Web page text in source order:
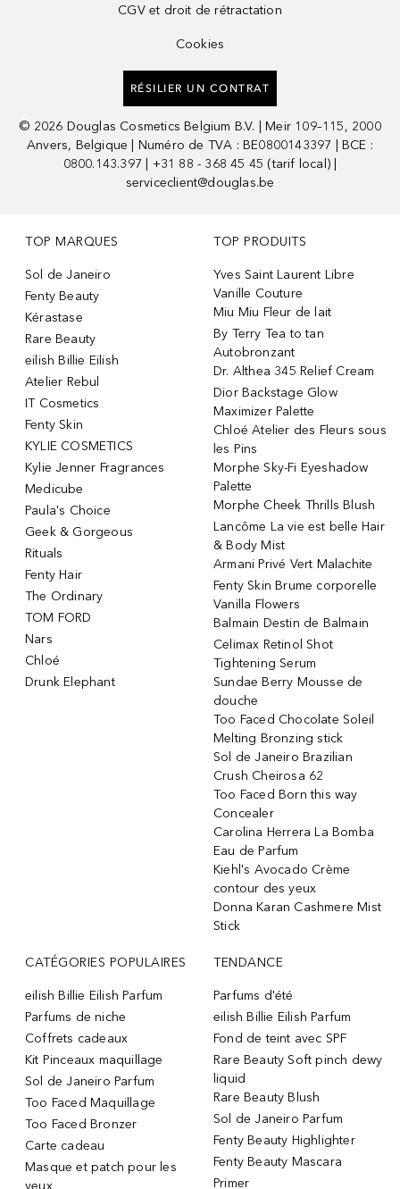
CGV et droit de rétractation
Cookies
RÉSILIER UN CONTRAT
© 2026 Douglas Cosmetics Belgium B.V. | Meir 109–115, 2000
Anvers, Belgique | Numéro de TVA : BE0800143397 | BCE :
0800.143.397 | +31 88 - 368 45 45 (tarif local) |
serviceclient@douglas.be
TOP MARQUES
Sol de Janeiro
Fenty Beauty
Kérastase
Rare Beauty
eilish Billie Eilish
Atelier Rebul
IT Cosmetics
Fenty Skin
KYLIE COSMETICS
Kylie Jenner Fragrances
Medicube
Paula's Choice
Geek & Gorgeous
Rituals
Fenty Hair
The Ordinary
TOM FORD
Nars
Chloé
Drunk Elephant
TOP PRODUITS
Yves Saint Laurent Libre
Vanille Couture
Miu Miu Fleur de lait
By Terry Tea to tan
Autobronzant
Dr. Althea 345 Relief Cream
Dior Backstage Glow
Maximizer Palette
Chloé Atelier des Fleurs sous
les Pins
Morphe Sky-Fi Eyeshadow
Palette
Morphe Cheek Thrills Blush
Lancôme La vie est belle Hair
& Body Mist
Armani Privé Vert Malachite
Fenty Skin Brume corporelle
Vanilla Flowers
Balmain Destin de Balmain
Celimax Retinol Shot
Tightening Serum
Sundae Berry Mousse de
douche
Too Faced Chocolate Soleil
Melting Bronzing stick
Sol de Janeiro Brazilian
Crush Cheirosa 62
Too Faced Born this way
Concealer
Carolina Herrera La Bomba
Eau de Parfum
Kiehl's Avocado Crème
contour des yeux
Donna Karan Cashmere Mist
Stick
CATÉGORIES POPULAIRES
eilish Billie Eilish Parfum
Parfums de niche
Coffrets cadeaux
Kit Pinceaux maquillage
Sol de Janeiro Parfum
Too Faced Maquillage
Too Faced Bronzer
Carte cadeau
Masque et patch pour les
yeux
TENDANCE
Parfums d'été
eilish Billie Eilish Parfum
Fond de teint avec SPF
Rare Beauty Soft pinch dewy
liquid
Rare Beauty Blush
Sol de Janeiro Parfum
Fenty Beauty Highlighter
Fenty Beauty Mascara
Primer